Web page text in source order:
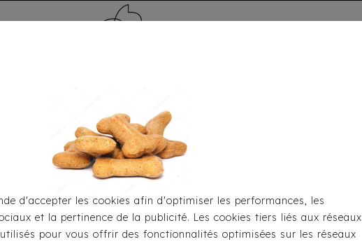
- PET ID TAG TOILETTAGE
Accessoires Bob Imperméable Milk&Pepper - Argan Jaune
d'accepter les cookies afin d'optimiser les performances, les
et la pertinence de la publicité. Les cookies tiers liés aux réseaux
pour vous offrir des fonctionnalités optimisées sur les réseaux